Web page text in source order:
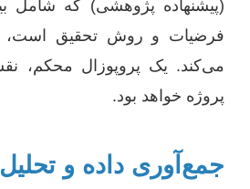
(پیشنهاده پژوهشی) که شامل
فرضیات و روش تحقیق است،
می‌کند. یک پروپوزال محکم،
پروژه خواهد بود.
جمع‌آوری داده و تحلیل